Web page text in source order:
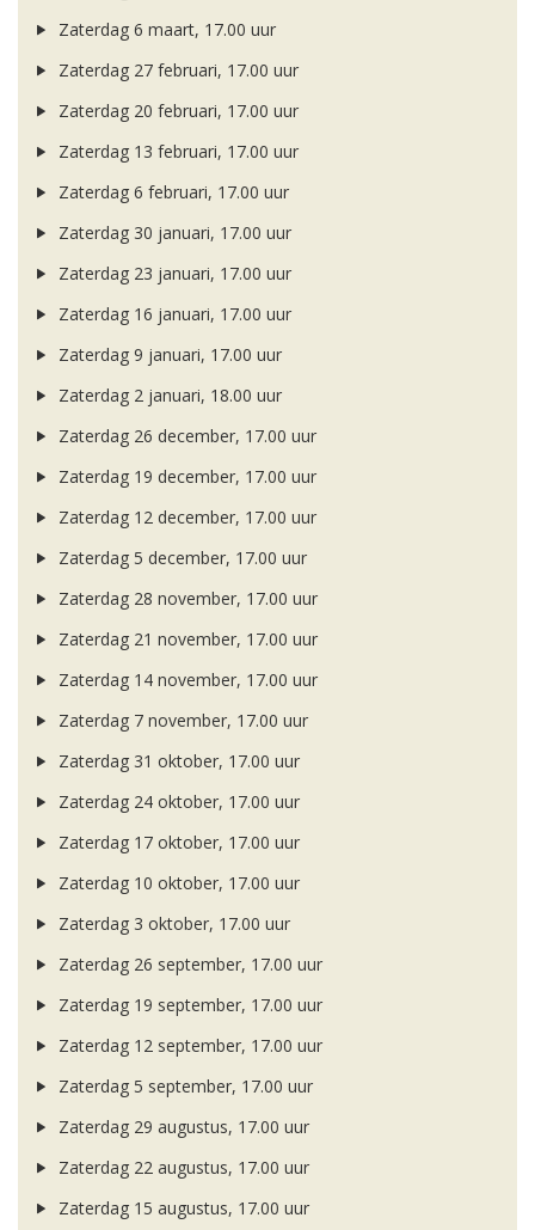
Zaterdag 6 maart, 17.00 uur
Zaterdag 27 februari, 17.00 uur
Zaterdag 20 februari, 17.00 uur
Zaterdag 13 februari, 17.00 uur
Zaterdag 6 februari, 17.00 uur
Zaterdag 30 januari, 17.00 uur
Zaterdag 23 januari, 17.00 uur
Zaterdag 16 januari, 17.00 uur
Zaterdag 9 januari, 17.00 uur
Zaterdag 2 januari, 18.00 uur
Zaterdag 26 december, 17.00 uur
Zaterdag 19 december, 17.00 uur
Zaterdag 12 december, 17.00 uur
Zaterdag 5 december, 17.00 uur
Zaterdag 28 november, 17.00 uur
Zaterdag 21 november, 17.00 uur
Zaterdag 14 november, 17.00 uur
Zaterdag 7 november, 17.00 uur
Zaterdag 31 oktober, 17.00 uur
Zaterdag 24 oktober, 17.00 uur
Zaterdag 17 oktober, 17.00 uur
Zaterdag 10 oktober, 17.00 uur
Zaterdag 3 oktober, 17.00 uur
Zaterdag 26 september, 17.00 uur
Zaterdag 19 september, 17.00 uur
Zaterdag 12 september, 17.00 uur
Zaterdag 5 september, 17.00 uur
Zaterdag 29 augustus, 17.00 uur
Zaterdag 22 augustus, 17.00 uur
Zaterdag 15 augustus, 17.00 uur